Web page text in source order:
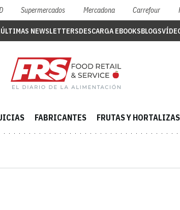
Supermercados Mercadona Carrefour
ÚLTIMAS NEWSLETTERSDESCARGA EBOOKSBLOGS
FABRICANTES FRUTAS Y HORTALIZAS